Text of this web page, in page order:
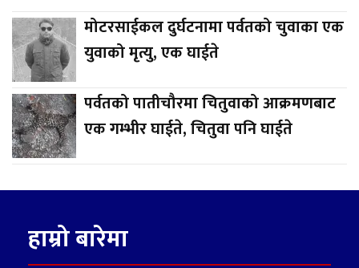
मोटरसाईकल दुर्घटनामा पर्वतको चुवाका एक
युवाको मृत्यु, एक घाईते
पर्वतको पातीचौरमा चितुवाको आक्रमणबाट
एक गम्भीर घाईते, चितुवा पनि घाईते
हाम्रो बारेमा